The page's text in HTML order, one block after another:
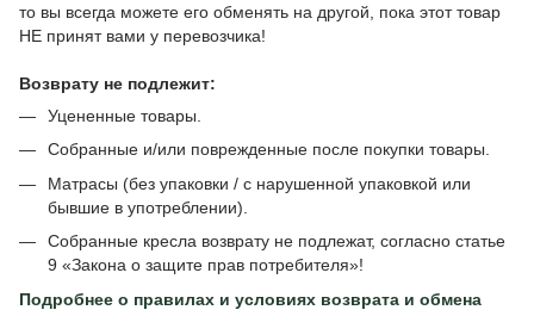
то вы всегда можете его обменять на другой, пока этот товар
НЕ принят вами у перевозчика!
Возврату не подлежит:
Уцененные товары.
Собранные и/или поврежденные после покупки товары.
Матрасы (без упаковки / с нарушенной упаковкой или
бывшие в употреблении).
Собранные кресла возврату не подлежат, согласно статье
9 «Закона о защите прав потребителя»!
Подробнее о правилах и условиях возврата и обмена